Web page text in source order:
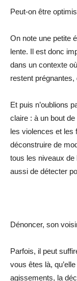
Peut-on être
On note une petite
lente. Il est donc
dans un contexte
restent prégnantes,
Et puis n’oublions
claire : à un bout
les violences et les
déconstruire de
tous les niveaux de
aussi de détecter
Dénoncer, son
Parfois, il peut
vous êtes là,
agissements, la